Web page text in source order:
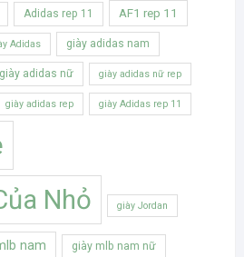
Adidas rep 11 AF1 rep 11
Adidas giày adidas nam
giày adidas nữ giày adidas nữ rep
giày adidas rep giày Adidas rep 11
Nhỏ
giày Jordan
nam giày mlb nam nữ